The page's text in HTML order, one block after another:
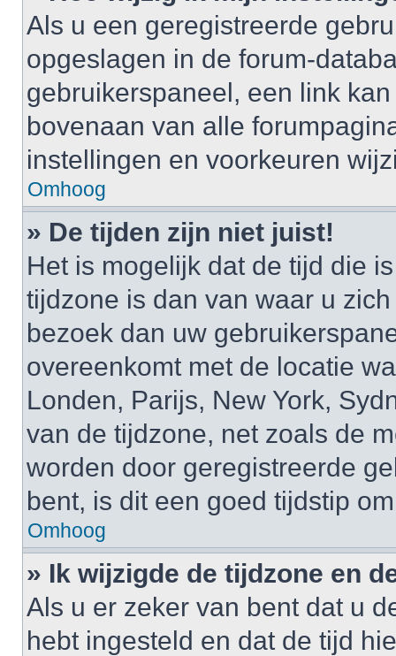
Als u een geregistreerde
opgeslagen in de forum-
gebruikerspaneel, een link
bovenaan van alle
instellingen en voorkeuren
Omhoog
» De tijden zijn niet juist!
Het is mogelijk dat de tijd die
tijdzone is dan van waar u
bezoek dan uw
overeenkomt met de locatie
Londen, Parijs, New York,
van de tijdzone, net zoals de
worden door geregistreerde
bent, is dit een goed tijdstip
Omhoog
» Ik wijzigde de tijdzone en
Als u er zeker van bent dat u
hebt ingesteld en dat de tijd